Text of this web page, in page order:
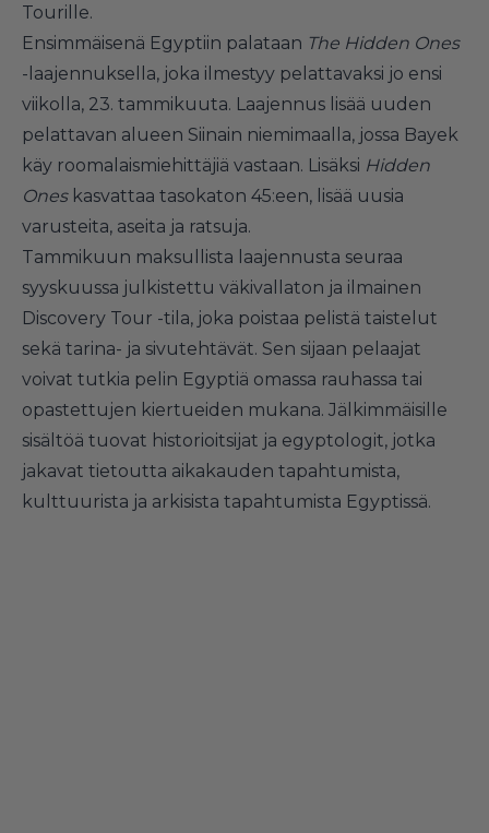
Tourille.
Ensimmäisenä Egyptiin palataan The Hidden Ones
-laajennuksella, joka ilmestyy pelattavaksi jo ensi
viikolla, 23. tammikuuta. Laajennus lisää uuden
pelattavan alueen Siinain niemimaalla, jossa Bayek
käy roomalaismiehittäjiä vastaan. Lisäksi Hidden
Oneskasvattaa tasokaton 45:een, lisää uusia
varusteita, aseita ja ratsuja.
Tammikuun maksullista laajennusta seuraa
syyskuussa julkistettu väkivallaton ja ilmainen
Discovery Tour -tila, joka poistaa pelistä taistelut
sekä tarina- ja sivutehtävät. Sen sijaan pelaajat
voivat tutkia pelin Egyptiä omassa rauhassa tai
opastettujen kiertueiden mukana. Jälkimmäisille
sisältöä tuovat historioitsijat ja egyptologit, jotka
jakavat tietoutta aikakauden tapahtumista,
kulttuurista ja arkisista tapahtumista Egyptissä.